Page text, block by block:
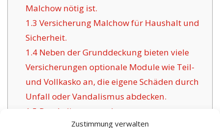
Zustimmung verwalten
Malchow nötig ist.
1.3 Versicherung Malchow für Haushalt und
Sicherheit.
1.4Neben der Grunddeckung bieten viele
Versicherungen optionale Module wie Teil-
und Vollkasko an, die eigene Schäden durch
Unfall oder Vandalismus abdecken.
1.5 Das Anliegen anerkannter